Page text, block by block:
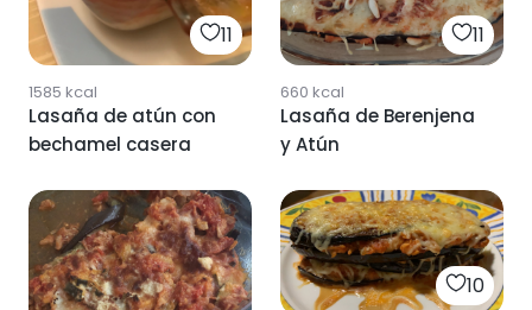
11
1585 kcal
Lasaña de atún con
bechamel casera
11
660 kcal
Lasaña de Berenjena
y Atún
10